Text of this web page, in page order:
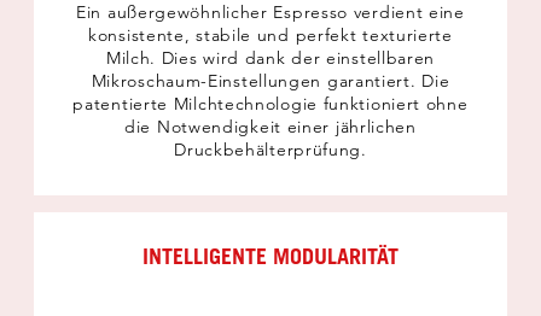
Ein außergewöhnlicher Espresso verdient eine
konsistente, stabile und perfekt texturierte
Milch. Dies wird dank der einstellbaren
Mikroschaum-Einstellungen garantiert. Die
patentierte Milchtechnologie funktioniert ohne
die Notwendigkeit einer jährlichen
Druckbehälterprüfung.
INTELLIGENTE MODULARITÄT